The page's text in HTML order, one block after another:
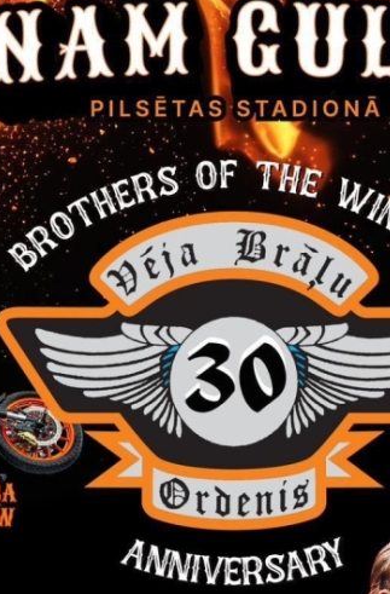
par piedalīšanos izsolē kopā ar
pašvaldībā, nosūtot pa pastu ar norādi
Ābeļu iela 2, Gulbene, Gulbenes
e-pasta adresi:dome@gulbene.lv,līdz
to ar izsoles noteikumos norādīto
iemaksājams pirms pieteikuma
AS “SEB banka”,
Lejasciema pagastā ar nosaukumu
plāns
izsolei
izsolei (elektroniski)